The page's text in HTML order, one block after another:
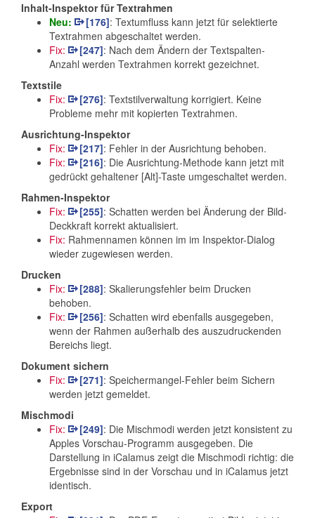
Inhalt-Inspektor für Textrahmen
Neu:
[176]: Textumfluss kann jetzt für selektierte
Textrahmen abgeschaltet werden.
Fix:
[247]: Nach dem Ändern der Textspalten-
Anzahl werden Textrahmen korrekt gezeichnet.
Textstile
Fix:
[276]: Textstilverwaltung korrigiert. Keine
Probleme mehr mit kopierten Textrahmen.
Ausrichtung-Inspektor
Fix:
[217]: Fehler in der Ausrichtung behoben.
Fix:
[216]: Die Ausrichtung-Methode kann jetzt mit
gedrückt gehaltener [Alt]-Taste umgeschaltet werden.
Rahmen-Inspektor
Fix:
[255]: Schatten werden bei Änderung der Bild-
Deckkraft korrekt aktualisiert.
Fix: Rahmennamen können im im Inspektor-Dialog
wieder zugewiesen werden.
Drucken
Fix:
[288]: Skalierungsfehler beim Drucken
behoben.
Fix:
[256]: Schatten wird ebenfalls ausgegeben,
wenn der Rahmen außerhalb des auszudruckenden
Bereichs liegt.
Dokument sichern
Fix:
[271]: Speichermangel-Fehler beim Sichern
werden jetzt gemeldet.
Mischmodi
Fix:
[249]: Die Mischmodi werden jetzt konsistent zu
Apples Vorschau-Programm ausgegeben. Die
Darstellung in iCalamus zeigt die Mischmodi richtig: die
Ergebnisse sind in der Vorschau und in iCalamus jetzt
identisch.
Export